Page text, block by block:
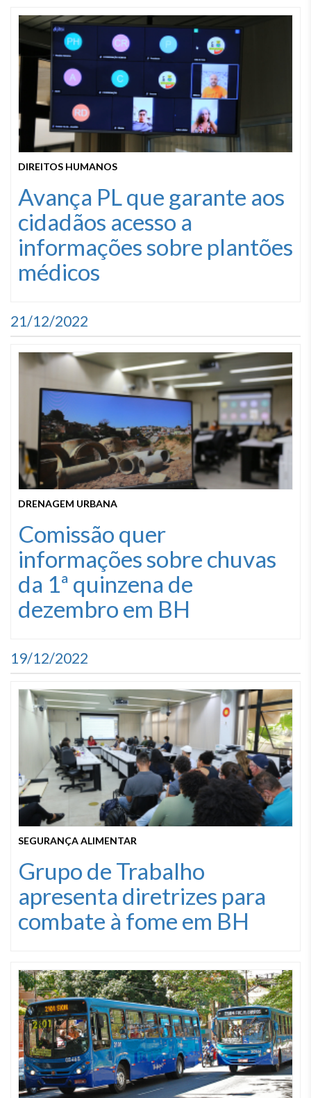
DIREITOS HUMANOS
Avança PL que garante aos
cidadãos acesso a
informações sobre plantões
médicos
21/12/2022
DRENAGEM URBANA
Comissão quer
informações sobre chuvas
da 1ª quinzena de
dezembro em BH
19/12/2022
SEGURANÇA ALIMENTAR
Grupo de Trabalho
apresenta diretrizes para
combate à fome em BH